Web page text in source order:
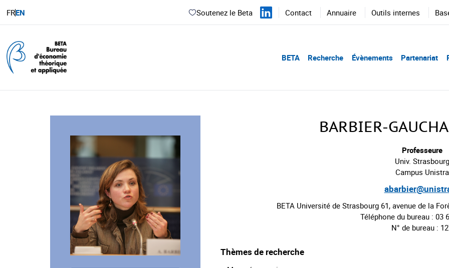
FREN Soutenez le Beta Contact Annuaire Outils internes
BETA Recherche Évènements Partenariat
BARBIER-
Professeure
Univ. Strasbourg
Campus Unistra
BETA Université de Strasbourg 61, avenue de la
Téléphone du bureau : 03
N° de bureau :
Thèmes de recherche